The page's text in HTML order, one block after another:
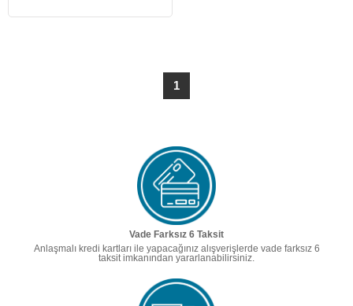
1
Vade Farksız 6 Taksit
Anlaşmalı kredi kartları ile yapacağınız alışverişlerde vade farksız 6
taksit imkanından yararlanabilirsiniz.